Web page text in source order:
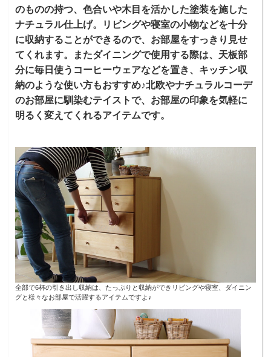
のものの持つ、色合いや木目を活かした塗装を施した
ナチュラル仕上げ。リビングや寝室の小物などを十分
に収納することができるので、お部屋をすっきり見せ
てくれます。またダイニングで使用する際は、天板部
分に毎日使うコーヒーウェアなどを置き、キッチン収
納のような使い方もおすすめ♪北欧やナチュラルコーデ
のお部屋に馴染むテイストで、お部屋の印象を気軽に
明るく変えてくれるアイテムです。
全部で6杯の引き出し収納は、たっぷりと収納ができリビングや寝室、ダイニン
グと様々なお部屋で活躍するアイテムですよ♪